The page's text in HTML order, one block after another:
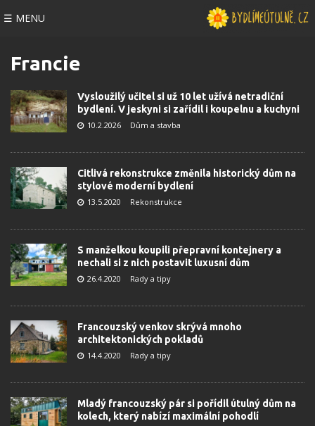
☰ MENU
Francie
Vysloužilý učitel si už 10 let užívá netradiční
bydlení. V jeskyni si zařídil i koupelnu a kuchyni
10.2.2026 Dům a stavba
Citlivá rekonstrukce změnila historický dům na
stylové moderní bydlení
13.5.2020 Rekonstrukce
S manželkou koupili přepravní kontejnery a
nechali si z nich postavit luxusní dům
26.4.2020 Rady a tipy
Francouzský venkov skrývá mnoho
architektonických pokladů
14.4.2020 Rady a tipy
Mladý francouzský pár si pořídil útulný dům na
kolech, který nabízí maximální pohodlí